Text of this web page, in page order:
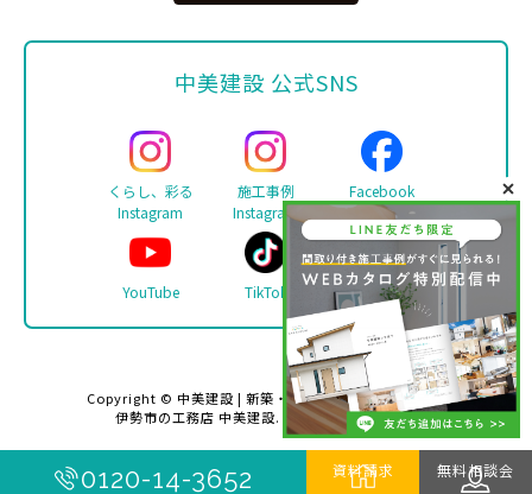
0120-14-3652 資料請求 無料相談会
中美建設 公式SNS
くらし、彩る
Instagram
施工事例
Instagram
Facebook
YouTube TikTok LINE
Copyright © 中美建設 | 新築・リフォーム・注文住宅は
伊勢市の工務店 中美建設. All rights reserved.